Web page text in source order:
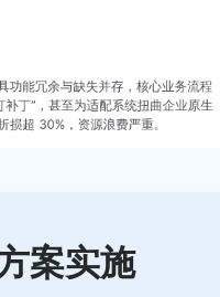
功能冗余与缺失并存，核心业务流程
补丁”，甚至为适配系统扭曲企业原生
损超 30%，资源浪费严重。
案实施